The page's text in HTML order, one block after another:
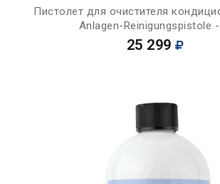
Пистолет для очистителя
Anlagen-Reinigungspistole
25 299